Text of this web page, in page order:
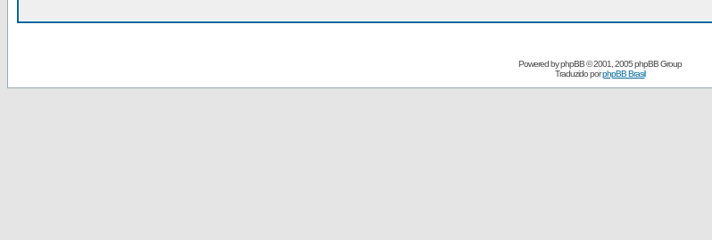
Powered byphpBB© 2001, 2005 phpBB Group
Traduzido porphpBB Brasil